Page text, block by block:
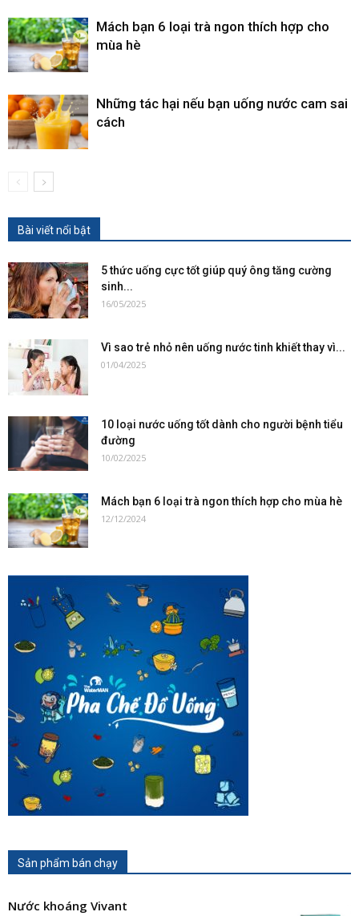
Mách bạn 6 loại trà ngon thích hợp cho
mùa hè
Những tác hại nếu bạn uống nước cam sai
cách
Bài viết nổi bật
5 thức uống cực tốt giúp quý ông tăng cường
sinh...
16/05/2025
Vì sao trẻ nhỏ nên uống nước tinh khiết thay vì...
01/04/2025
10 loại nước uống tốt dành cho người bệnh tiểu
đường
10/02/2025
Mách bạn 6 loại trà ngon thích hợp cho mùa hè
12/12/2024
Sản phẩm bán chạy
Nước khoáng Vivant